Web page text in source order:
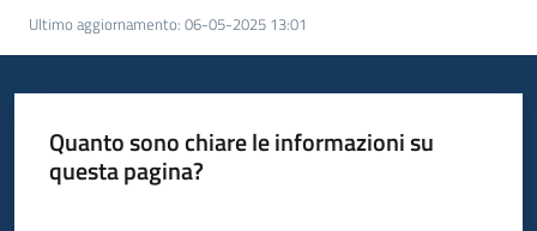
famiglie
locali
Ultimo aggiornamento: 06-05-2025 13:01
Quanto sono chiare le informazioni su
questa pagina?